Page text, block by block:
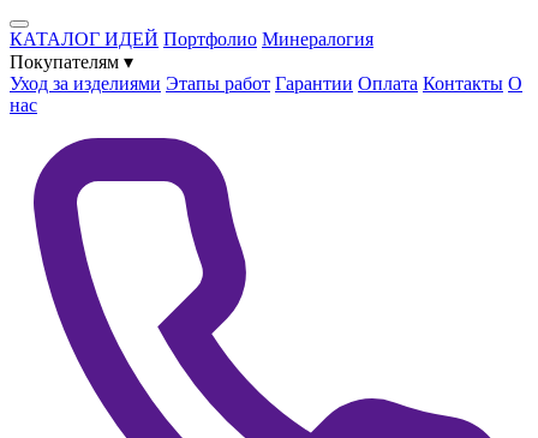
КАТАЛОГ ИДЕЙ Портфолио Минералогия
Покупателям ▾
Уход за изделиями Этапы работ Гарантии Оплата Контакты О
нас